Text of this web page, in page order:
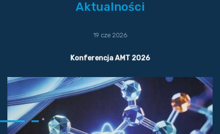
Aktualności
19 cze 2026
Konferencja AMT 2026